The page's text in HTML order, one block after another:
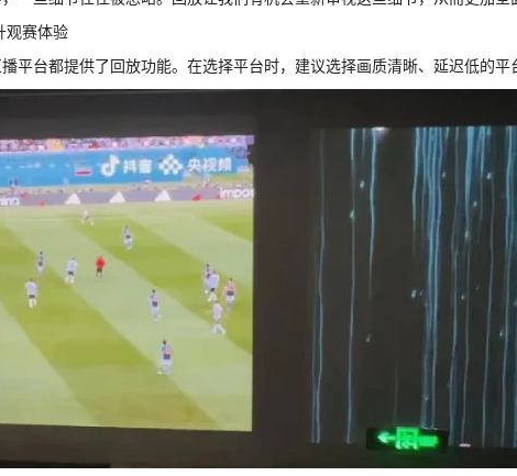
观赛体验
平台都提供了回放功能。在选择平台时，建议选择画质清晰、延迟低的平